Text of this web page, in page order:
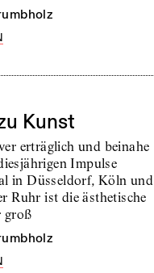
Kunst
erträglich und beinahe
Impulse
in Düsseldorf, Köln und
Ruhr ist die ästhetische
groß